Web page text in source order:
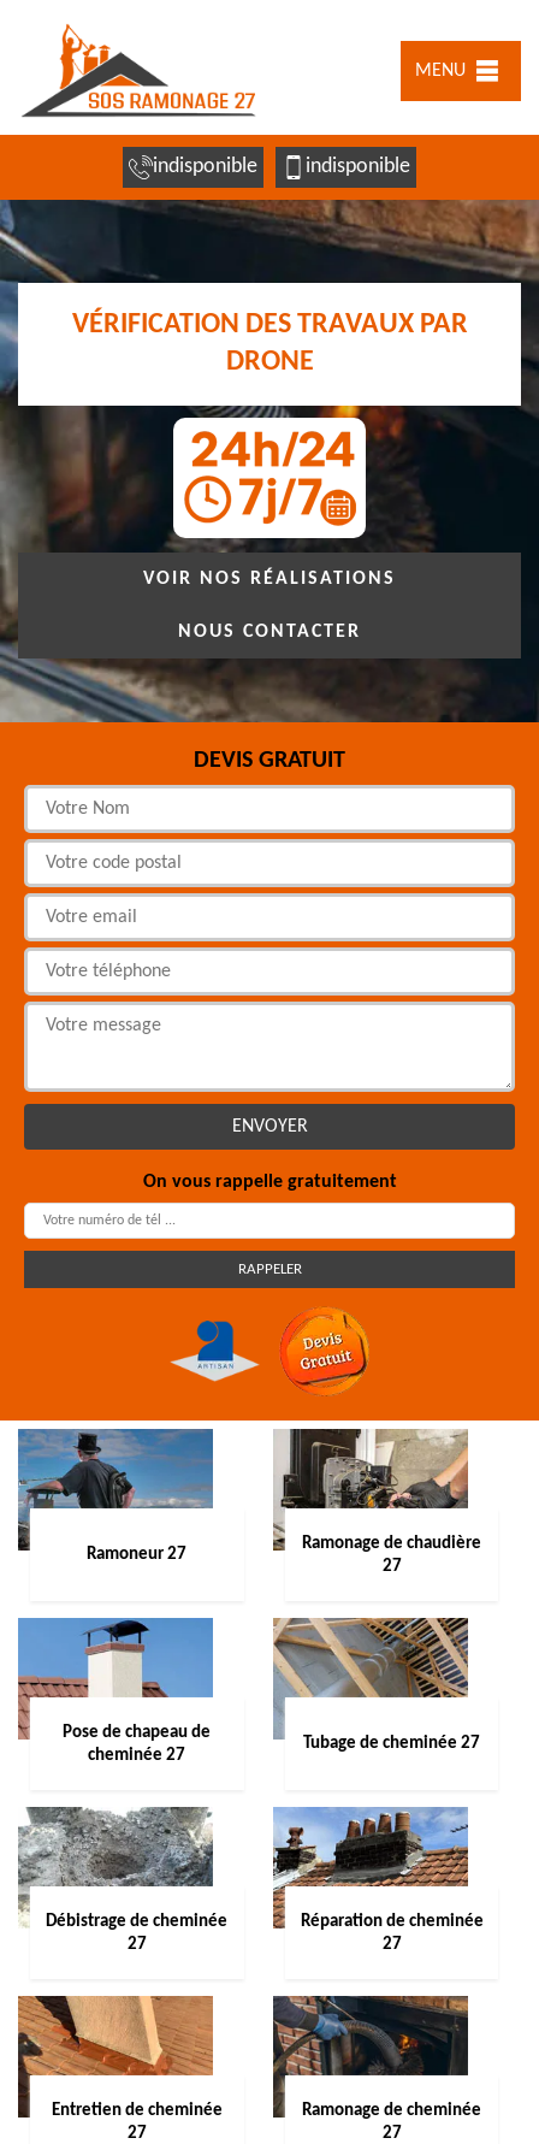
MENU
indisponible indisponible
VÉRIFICATION DES TRAVAUX PAR
DRONE
VOIR NOS RÉALISATIONS
NOUS CONTACTER
DEVIS GRATUIT
On vous rappelle gratuitement
Ramoneur 27
Ramonage de chaudière
27
Pose de chapeau de
cheminée 27
Tubage de cheminée 27
Débistrage de cheminée
27
Réparation de cheminée
27
Entretien de cheminée
27
Ramonage de cheminée
27